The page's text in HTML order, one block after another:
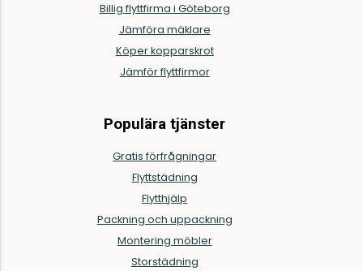
Billig flyttfirma i Göteborg
Jämföra mäklare
Köper kopparskrot
Jämför flyttfirmor
Populära tjänster
Gratis förfrågningar
Flyttstädning
Flytthjälp
Packning och uppackning
Montering möbler
Storstädning